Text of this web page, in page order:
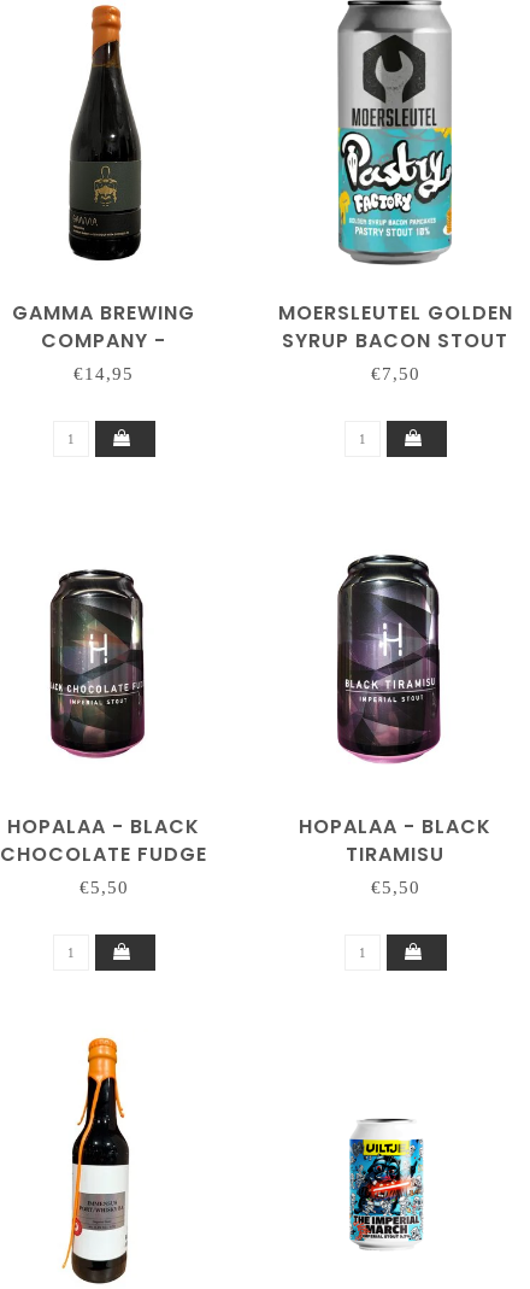
GAMMA BREWING
COMPANY -
OBSEQUIOUS
€14,95
MOERSLEUTEL GOLDEN
SYRUP BACON STOUT
€7,50
HOPALAA - BLACK
CHOCOLATE FUDGE
€5,50
HOPALAA - BLACK
TIRAMISU
€5,50